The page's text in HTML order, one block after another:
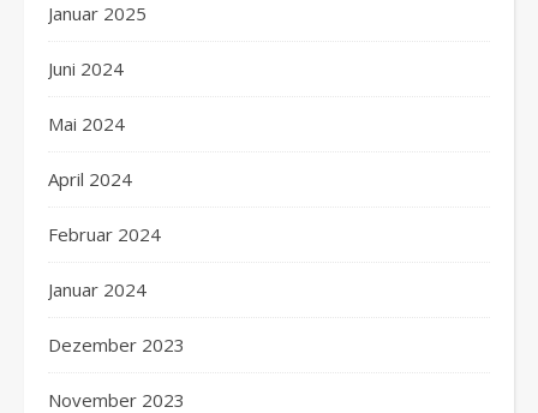
Januar 2025
Juni 2024
Mai 2024
April 2024
Februar 2024
Januar 2024
Dezember 2023
November 2023